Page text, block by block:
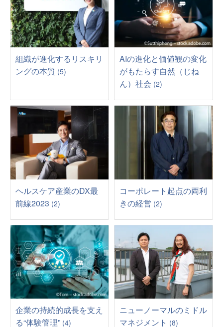
組織が進化するリスキリ
ングの本質 (5)
AIの進化と価値観の変化
がもたらす自然（じね
ん）社会 (2)
ヘルスケア産業のDX最
前線2023 (2)
コーポレート起点の両利
きの経営 (2)
企業の持続的成長を支え
る“体験管理” (4)
ニューノーマルのミドル
マネジメント (8)